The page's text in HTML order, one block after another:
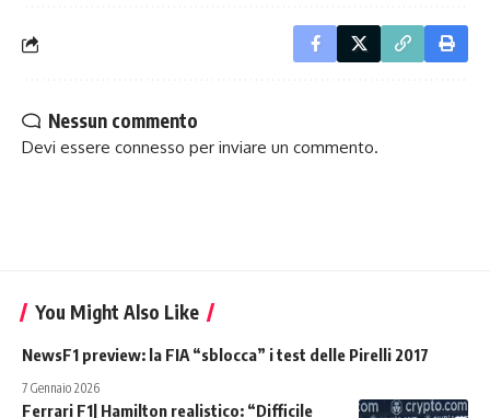
Nessun commento
Devi essere connesso per inviare un commento.
You Might Also Like
NewsF1 preview: la FIA “sblocca” i test delle Pirelli 2017
7 Gennaio 2026
Ferrari F1| Hamilton realistico: “Difficile